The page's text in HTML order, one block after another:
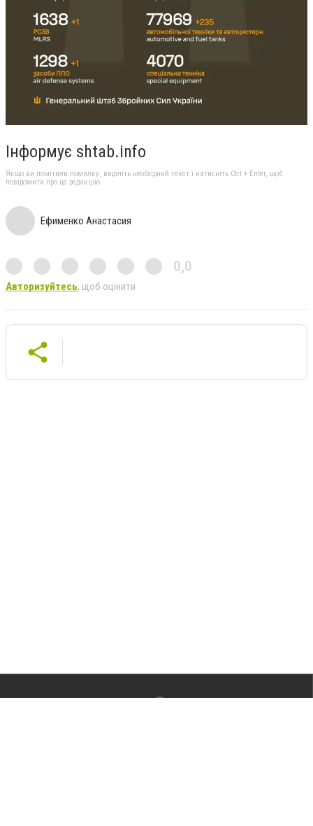
Інформує shtab.info
Якщо ви помітили помилку, виділіть необхідний текст і натисніть Ctrl + Enter, щоб
повідомити про це редакцію
Ефименко Анастасия
0,0
Авторизуйтесь, щоб оцінити